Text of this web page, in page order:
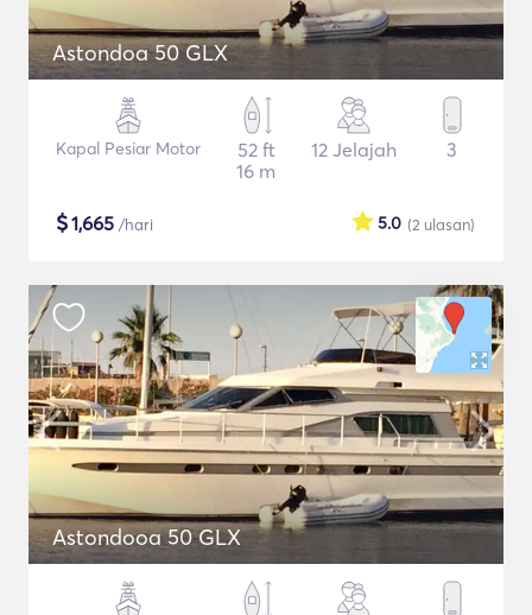
Astondoa 50 GLX
Kapal Pesiar Motor
52 ft
16 m
12 Jelajah 3
$1,665 /hari (2 ulasan)
5.0
Astondooa 50 GLX